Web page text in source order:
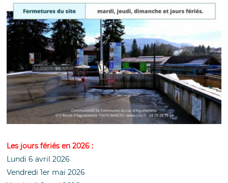
Les jours fériés en 2026 :
Lundi 6 avril 2026
Vendredi 1er mai 2026